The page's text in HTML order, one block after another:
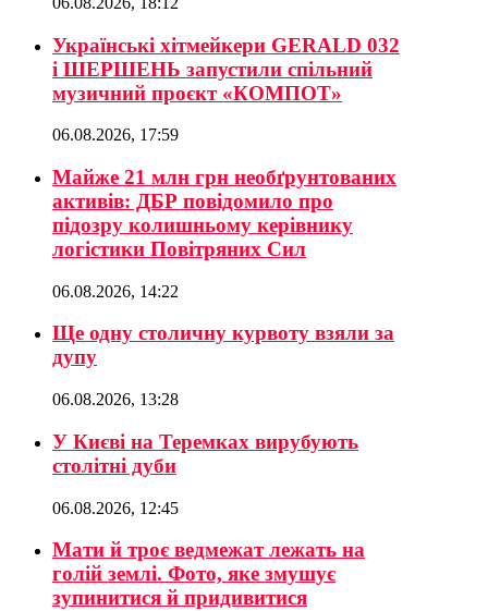
Українські хітмейкери GERALD 032
і ШЕРШЕНЬ запустили спільний
музичний проєкт «КОМПОТ»
06.08.2026, 17:59
Майже 21 млн грн необґрунтованих
активів: ДБР повідомило про
підозру колишньому керівнику
логістики Повітряних Сил
06.08.2026, 14:22
Ще одну столичну курвоту взяли за
дупу
06.08.2026, 13:28
У Києві на Теремках вирубують
столітні дуби
06.08.2026, 12:45
Мати й троє ведмежат лежать на
голій землі. Фото, яке змушує
зупинитися й придивитися